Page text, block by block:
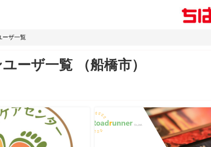
ーザ一覧
ーザ一覧 （船橋市）